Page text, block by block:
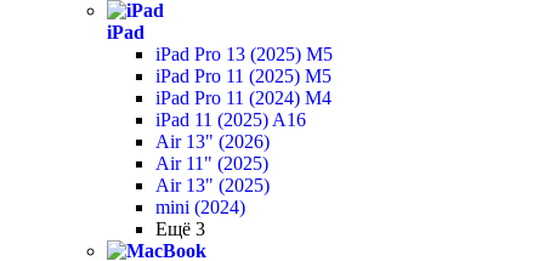
iPad
iPad Pro 13 (2025) M5
iPad Pro 11 (2025) M5
iPad Pro 11 (2024) M4
iPad 11 (2025) A16
Air 13" (2026)
Air 11" (2025)
Air 13" (2025)
mini (2024)
Ещё 3